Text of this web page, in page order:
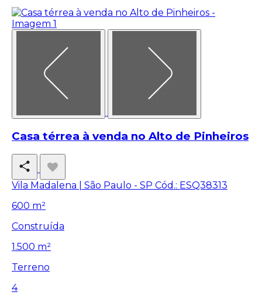
Casa térrea à venda no Alto de Pinheiros
Vila Madalena | São Paulo - SP Cód.: ESQ38313
600 m²
Construída
1.500 m²
Terreno
4